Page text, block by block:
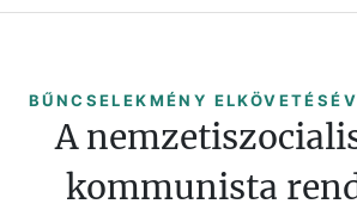
BŰNCSELEKMÉNY
A
kommunista